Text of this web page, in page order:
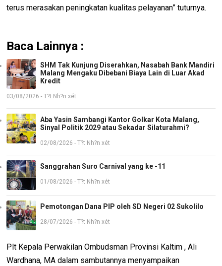
terus merasakan peningkatan kualitas pelayanan” tuturnya.
Baca Lainnya :
SHM Tak Kunjung Diserahkan, Nasabah Bank Mandiri
Malang Mengaku Dibebani Biaya Lain di Luar Akad
Kredit
03/08/2026 - T?t Nh?n xét
Aba Yasin Sambangi Kantor Golkar Kota Malang,
Sinyal Politik 2029 atau Sekadar Silaturahmi?
02/08/2026 - T?t Nh?n xét
Sanggrahan Suro Carnival yang ke -11
01/08/2026 - T?t Nh?n xét
Pemotongan Dana PIP oleh SD Negeri 02 Sukolilo
28/07/2026 - T?t Nh?n xét
Plt Kepala Perwakilan Ombudsman Provinsi Kaltim , Ali
Wardhana, MA dalam sambutannya menyampaikan